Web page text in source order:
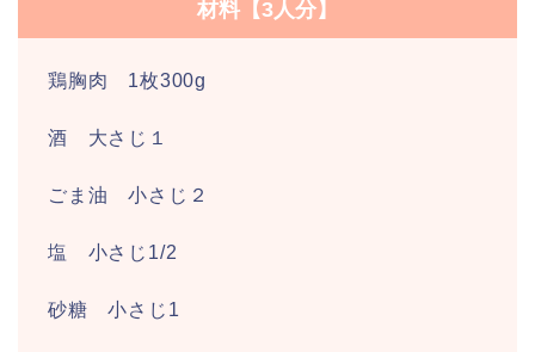
材料【3人分】
鶏胸肉 1枚300g
酒 大さじ１
ごま油 小さじ２
塩 小さじ1/2
砂糖 小さじ1